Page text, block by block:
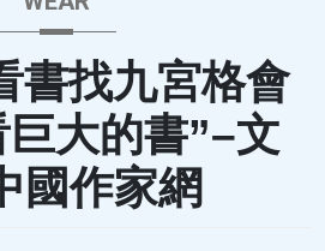
書找九宮格會
大的書”–文
國作家網